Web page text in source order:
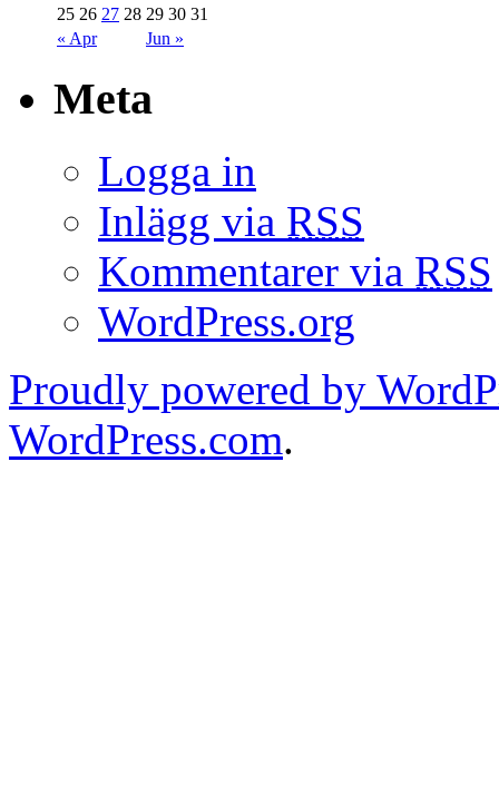
« Apr Jun »
25 26 27 28 29 30 31
Meta
Logga in
Inlägg via RSS
Kommentarer via RSS
WordPress.org
Proudly powered by
WordPress.com.